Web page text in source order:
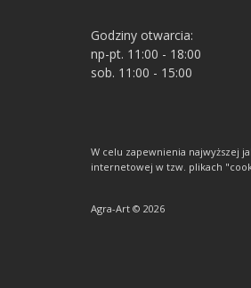
Godziny otwarcia:
np-pt. 11:00 - 18:00
sob. 11:00 - 15:00
W celu zapewnienia najwyższej
internetowej w tzw. plikach
Agra-Art © 2026